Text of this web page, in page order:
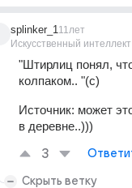
splinker_1
Искусственный интеллект
11лет
"Штирлиц понял,
колпаком.. "(с)
Источник: может
в деревне..)))
3
Скрыть ветку